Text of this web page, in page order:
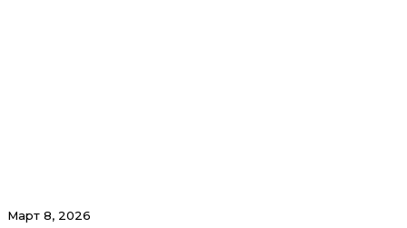
Март 8, 2026